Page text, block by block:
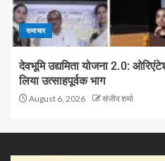
समाचार
देवभूमि उद्यमिता योजना 2.0:
लिया उत्साहपूर्वक भाग
August 6, 2026 संजीव शर्मा